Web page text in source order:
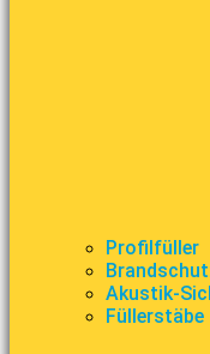
Profilfüller
Akustik-
Füllerstäbe